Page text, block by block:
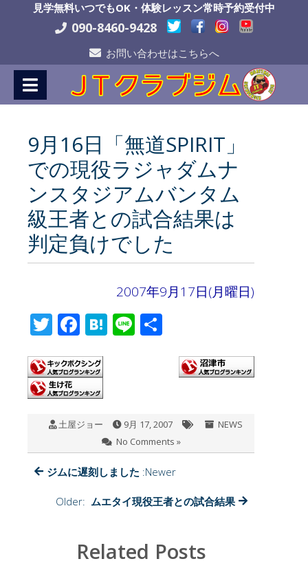
見学無料いつでもOK・体験レッスン常時予約受付中
090-8460-9428
お問い合わせはこちらへ
9月16日「無道SPIRIT」
での現役ラジャダムナ
ンスタジアムバンタム
級王者との試合結果は
判定負けでした
2007年9月17日(月曜日)
T
tt
er
F
e
b
o
k
H
a
Li
土屋ジョー 9月 17, 2007
NEWS
No Comments »
ジムに遅刻しました :Newer
Older: ムエタイ現役王者との試合結果
Related Posts